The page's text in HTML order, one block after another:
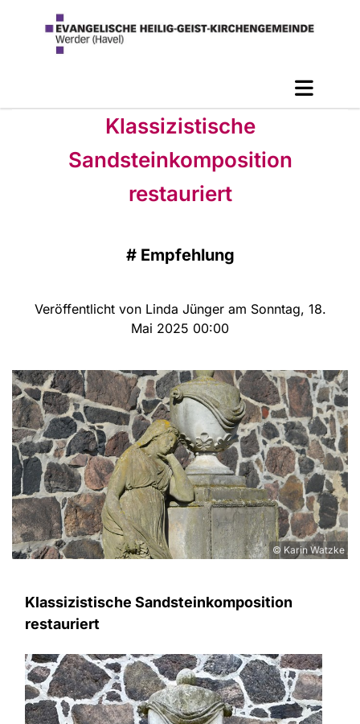
Klassizistische
Sandsteinkomposition
restauriert
# Empfehlung
Veröffentlicht von Linda Jünger am Sonntag, 18.
Mai 2025 00:00
© Karin Watzke
Klassizistische Sandsteinkomposition
restauriert